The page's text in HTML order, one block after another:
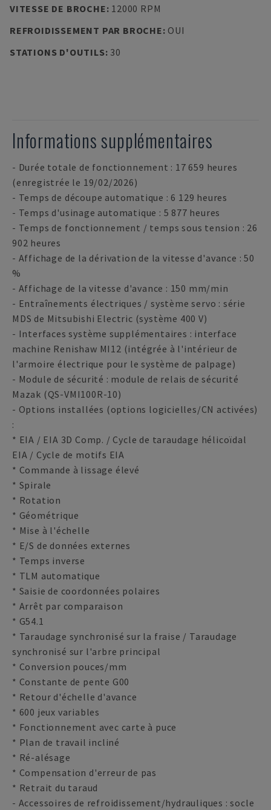
VITESSE DE BROCHE: 12000 RPM
REFROIDISSEMENT PAR BROCHE: OUI
STATIONS D'OUTILS: 30
Informations supplémentaires
- Durée totale de fonctionnement : 17 659 heures
(enregistrée le 19/02/2026)
- Temps de découpe automatique : 6 129 heures
- Temps d'usinage automatique : 5 877 heures
- Temps de fonctionnement / temps sous tension : 26
902 heures
- Affichage de la dérivation de la vitesse d'avance : 50
%
- Affichage de la vitesse d'avance : 150 mm/min
- Entraînements électriques / système servo : série
MDS de Mitsubishi Electric (système 400 V)
- Interfaces système supplémentaires : interface
machine Renishaw MI12 (intégrée à l'intérieur de
l'armoire électrique pour le système de palpage)
- Module de sécurité : module de relais de sécurité
Mazak (QS-VMI100R-10)
- Options installées (options logicielles/CN activées)
:
* EIA / EIA 3D Comp. / Cycle de taraudage hélicoïdal
EIA / Cycle de motifs EIA
* Commande à lissage élevé
* Spirale
* Rotation
* Géométrique
* Mise à l'échelle
* E/S de données externes
* Temps inverse
* TLM automatique
* Saisie de coordonnées polaires
* Arrêt par comparaison
* G54.1
* Taraudage synchronisé sur la fraise / Taraudage
synchronisé sur l'arbre principal
* Conversion pouces/mm
* Constante de pente G00
* Retour d'échelle d'avance
* 600 jeux variables
* Fonctionnement avec carte à puce
* Plan de travail incliné
* Ré-alésage
* Compensation d'erreur de pas
* Retrait du taraud
- Accessoires de refroidissement/hydrauliques : socle